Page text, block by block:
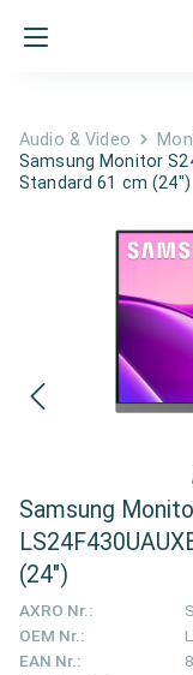
Audio & Video
Samsung Monitor
Standard 61 cm (24")
Samsung
(24")
AXRO Nr.:
OEM Nr.:
EAN Nr.: